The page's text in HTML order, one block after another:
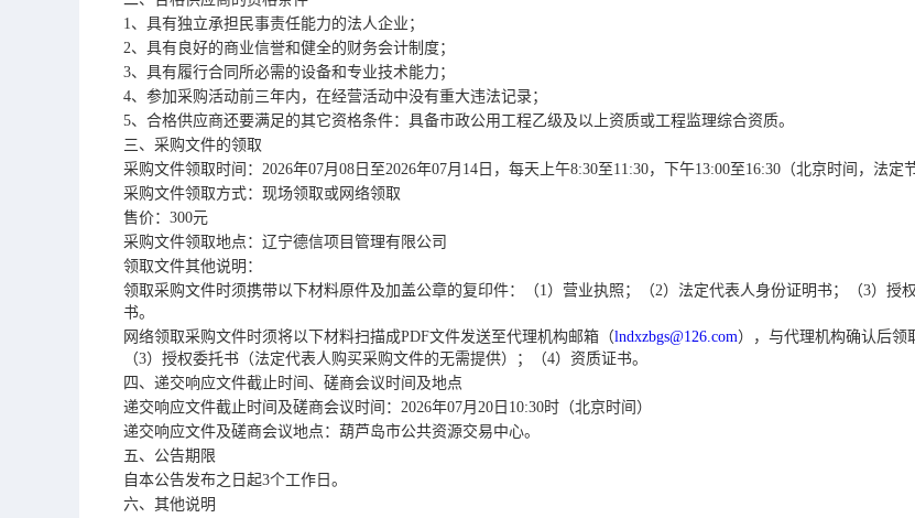
1、具有独立承担民事责任能力的法人企业；
2、具有良好的商业信誉和健全的财务会计制度；
3、具有履行合同所必需的设备和专业技术能力；
4、参加采购活动前三年内，在经营活动中没有重大违法记录；
5、合格供应商还要满足的其它资格条件：具备市政公用工程乙级及以上资质或工程监理综合资质。
三、采购文件的领取
采购文件领取时间： 2026年07月08日至2026年07月14日，每天上午8:30至11:30，下午13:00至16:30（北京时间，法定
采购文件领取方式：现场领取或网络领取
售价： 300元
采购文件领取地点：辽宁德信项目管理有限公司
领取文件其他说明：
领取采购文件时须携带以下材料原件及加盖公章的复印件：（1）营业执照；（2）法定代表人身份证明书；（3）授
书。
网络领取采购文件时须将以下材料扫描成PDF文件发送至代理机构邮箱 （lndxzbgs@126.com），与代理机构确认后领
（3）授权委托书（法定代表人购买采购文件的无需提供）；（4）资质证书。
四、递交响应文件截止时间、磋商会议时间及地点
递交响应文件截止时间及磋商会议时间： 2026年07月20日10:30时（北京时间）
递交响应文件及磋商会议地点：葫芦岛市公共资源交易中心。
五、公告期限
自本公告发布之日起3个工作日。
六、其他说明